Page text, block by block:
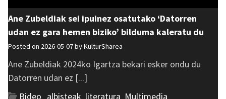
Ane Zubeldiak sei ipuinez osatutako ‘Datorren
udan ez gara hemen biziko’ bilduma kaleratu du
Posted on 2026-05-07 byKulturSharea
Ane Zubeldiak 2024ko Igartza bekari esker ondu du
Datorren udan ez [...]
Bideo_albisteak literatura Multimedia